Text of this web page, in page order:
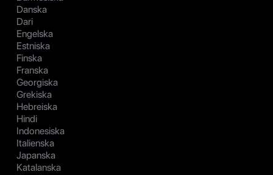
Danska
Dari
Engelska
Estniska
Finska
Franska
Georgiska
Grekiska
Hebreiska
Hindi
Indonesiska
Italienska
Japanska
Katalanska